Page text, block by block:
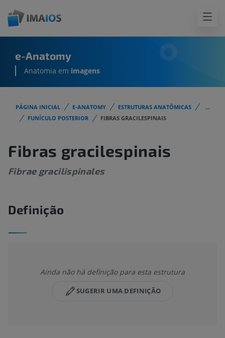
e-Anatomy
Anatomia em imagens
PÁGINA INICIAL E-ANATOMY ESTRUTURAS ANATÔMICAS
...
FUNÍCULO POSTERIOR
FIBRAS GRACILESPINAIS
Fibras gracilespinais
Fibrae gracilispinales
Definição
Ainda não há definição para esta estrutura
SUGERIR UMA DEFINIÇÃO